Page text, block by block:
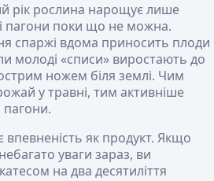
рік рослина нарощує лише
пагони поки що не можна.
спаржі вдома приносить плоди
молоді «списи» виростають до
ножем біля землі. Чим
у травні, тим активніше
пагони.
впевненість як продукт. Якщо
уваги зараз, ви
на два десятиліття